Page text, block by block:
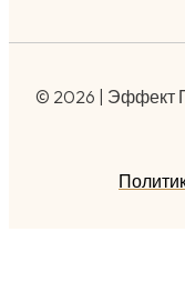
© 2026 | Эффект